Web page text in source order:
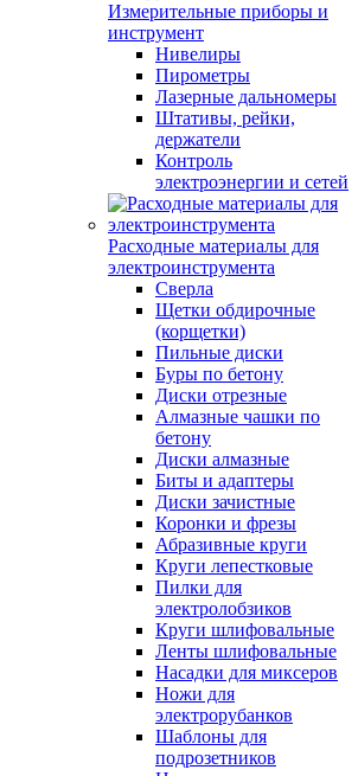
Измерительные приборы и
инструмент
Нивелиры
Пирометры
Лазерные дальномеры
Штативы, рейки,
держатели
Контроль
электроэнергии и сетей
Расходные материалы для
электроинструмента
Сверла
Щетки обдирочные
(корщетки)
Пильные диски
Буры по бетону
Диски отрезные
Алмазные чашки по
бетону
Диски алмазные
Биты и адаптеры
Диски зачистные
Коронки и фрезы
Абразивные круги
Круги лепестковые
Пилки для
электролобзиков
Круги шлифовальные
Ленты шлифовальные
Насадки для миксеров
Ножи для
электрорубанков
Шаблоны для
подрозетников